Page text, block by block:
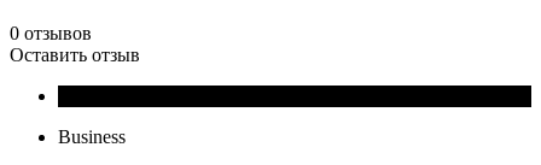
0 отзывов
Оставить отзыв
Business